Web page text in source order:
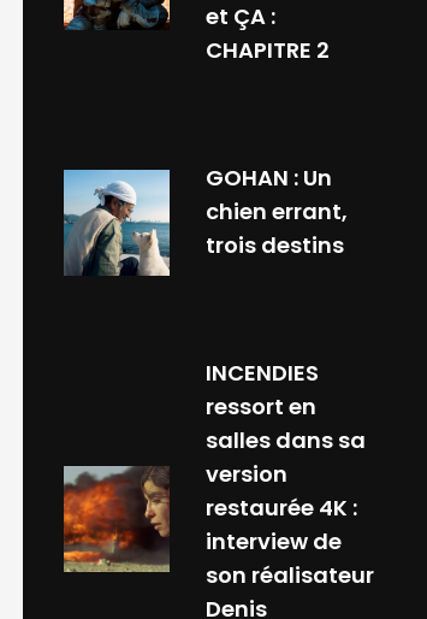
et ÇA :
CHAPITRE 2
GOHAN : Un
chien errant,
trois destins
INCENDIES
ressort en
salles dans sa
version
restaurée 4K :
interview de
son réalisateur
Denis